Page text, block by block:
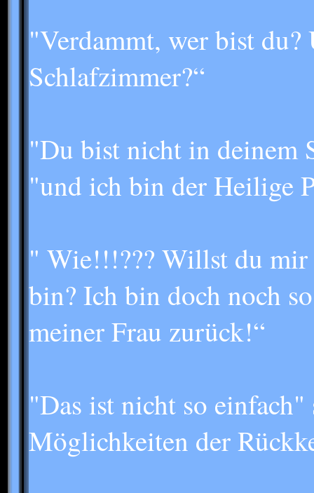
"Verdammt, wer bist du?
Schlafzimmer?“
"Du bist nicht in deinem
"und ich bin der Heilige
" Wie!!!??? Willst du mir
bin? Ich bin doch noch
meiner Frau zurück!“
"Das ist nicht so
Möglichkeiten der